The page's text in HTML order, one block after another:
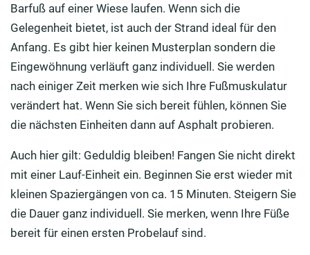
Barfuß auf einer Wiese laufen. Wenn sich die
Gelegenheit bietet, ist auch der Strand ideal für den
Anfang. Es gibt hier keinen Musterplan sondern die
Eingewöhnung verläuft ganz individuell. Sie werden
nach einiger Zeit merken wie sich Ihre Fußmuskulatur
verändert hat. Wenn Sie sich bereit fühlen, können Sie
die nächsten Einheiten dann auf Asphalt probieren.
Auch hier gilt: Geduldig bleiben! Fangen Sie nicht direkt
mit einer Lauf-Einheit ein. Beginnen Sie erst wieder mit
kleinen Spaziergängen von ca. 15 Minuten. Steigern Sie
die Dauer ganz individuell. Sie merken, wenn Ihre Füße
bereit für einen ersten Probelauf sind.